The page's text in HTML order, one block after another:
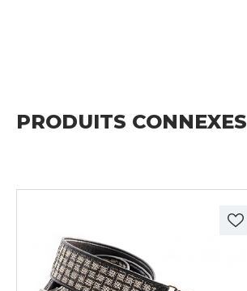
PRODUITS CONNEXES